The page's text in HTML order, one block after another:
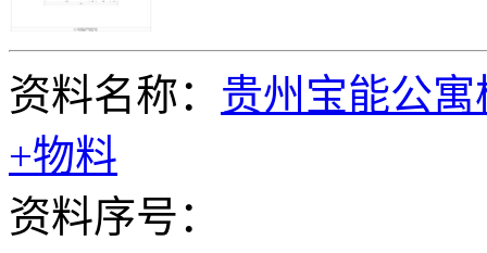
资料名称： 贵州宝能公
+物料
资料序号：